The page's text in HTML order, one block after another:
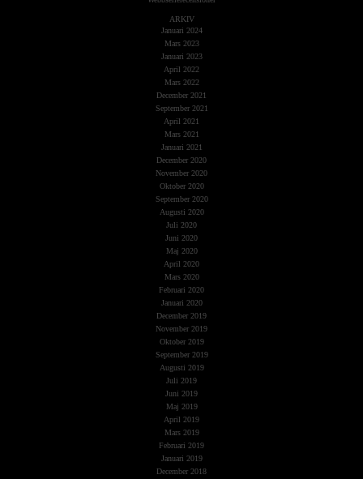
ARKIV
Januari 2024
Mars 2023
Januari 2023
April 2022
Mars 2022
December 2021
September 2021
April 2021
Mars 2021
Januari 2021
December 2020
November 2020
Oktober 2020
September 2020
Augusti 2020
Juli 2020
Juni 2020
Maj 2020
April 2020
Mars 2020
Februari 2020
Januari 2020
December 2019
November 2019
Oktober 2019
September 2019
Augusti 2019
Juli 2019
Juni 2019
Maj 2019
April 2019
Mars 2019
Februari 2019
Januari 2019
December 2018